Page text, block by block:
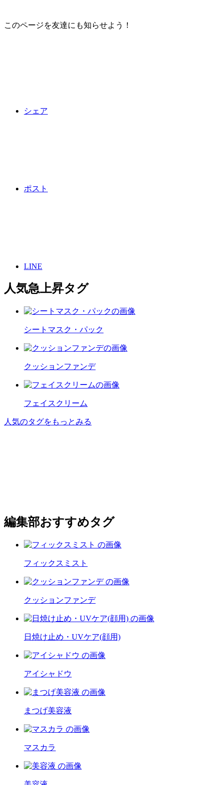
このページを友達にも知らせよう！
シェア
ポスト
LINE
人気急上昇タグ
シートマスク・パック
クッションファンデ
フェイスクリーム
人気のタグをもっとみる
編集部おすすめタグ
フィックスミスト
クッションファンデ
日焼け止め・UVケア(顔用)
アイシャドウ
まつげ美容液
マスカラ